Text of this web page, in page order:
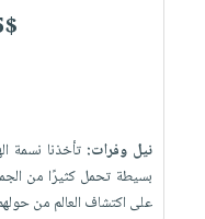
نيل وفرات:تأخذنا نسمة
بسيطة تحمل كثيرًا من
على اكتشاف العالم من